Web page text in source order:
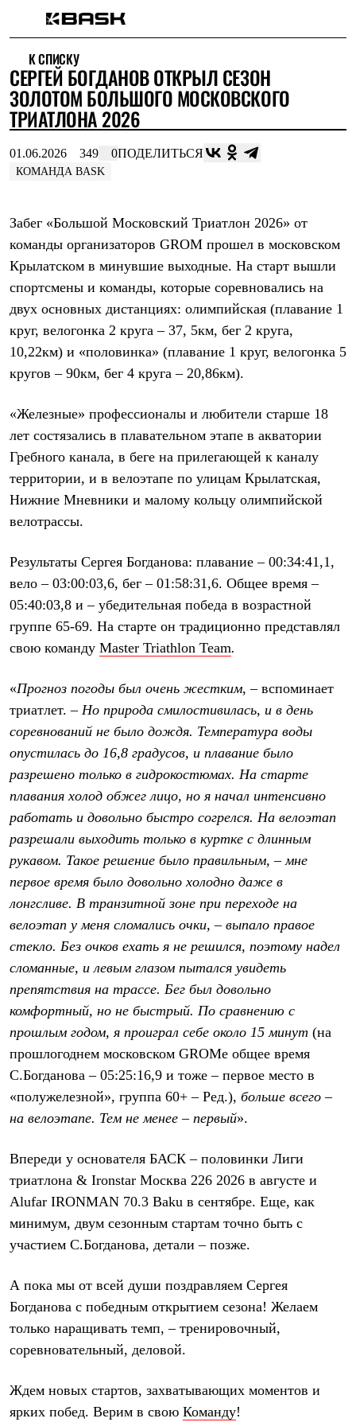
Интернет-магазин
Мужская одежда
Утепленная пухом
Куртки
Брюки
Комбинезоны
Утепленная синтетикой
Куртки
Брюки
Софтшелл одежда
Куртки
Брюки
Куртки
Брюки
Жилеты
Термобелье
Теплое термобелье
Легкое термобелье
Лёгкая одежда
Футболки
Рубашки
Толстовки
Брюки
Шорты
Утепленная пухом
Брюки
Жилеты
Утепленная синтетикой
Куртки
Штормовая одежда
Куртки
Брюки
Лёгкая одежда
Футболки
Толстовки
Брюки
Термобелье
Теплое термобелье
Среднее термобелье
Легкое термобелье
Флисовая одежда
Куртки
Детская одежда
Утепленная пухом
Комбинезоны
Брюки
Утепленная синтетикой
Куртки
Брюки
Лёгкая одежда
Футболки
Толстовки
Брюки
Софтшелл одежда
Куртки
Флисовая одежда
Жилеты
Комбинезоны
Термобелье
Комплект термобелья
Снаряжение
Палатки и тенты
Палатки
Аксессуары для палаток
Рюкзаки
Экспедиционные
Легкоходные
Альпинистские
Городские
Спальные мешки
Комбинированные
К СПИСКУ
СЕРГЕЙ БОГДАНОВ ОТКРЫЛ СЕЗОН
ЗОЛОТОМ БОЛЬШОГО МОСКОВСКОГО
ТРИАТЛОНА 2026
01.06.2026 349 0ПОДЕЛИТЬСЯ
КОМАНДА BASK
Забег «Большой Московский Триатлон 2026» от
команды организаторов GROM прошел в московском
Крылатском в минувшие выходные. На старт вышли
спортсмены и команды, которые соревновались на
двух основных дистанциях: олимпийская (плавание 1
круг, велогонка 2 круга – 37, 5км, бег 2 круга,
10,22км) и «половинка» (плавание 1 круг, велогонка 5
кругов – 90км, бег 4 круга – 20,86км).
«Железные» профессионалы и любители старше 18
лет состязались в плавательном этапе в акватории
Гребного канала, в беге на прилегающей к каналу
территории, и в велоэтапе по улицам Крылатская,
Нижние Мневники и малому кольцу олимпийской
велотрассы.
Результаты Сергея Богданова: плавание – 00:34:41,1,
вело – 03:00:03,6, бег – 01:58:31,6. Общее время –
05:40:03,8 и – убедительная победа в возрастной
группе 65-69. На старте он традиционно представлял
свою команду Master Triathlon Team.
«Прогноз погоды был очень жестким, – вспоминает
триатлет. – Но природа смилостивилась, и в день
соревнований не было дождя. Температура воды
опустилась до 16,8 градусов, и плавание было
разрешено только в гидрокостюмах. На старте
плавания холод обжег лицо, но я начал интенсивно
работать и довольно быстро согрелся. На велоэтап
разрешали выходить только в куртке с длинным
рукавом. Такое решение было правильным, – мне
первое время было довольно холодно даже в
лонгсливе. В транзитной зоне при переходе на
велоэтап у меня сломались очки, – выпало правое
стекло. Без очков ехать я не решился, поэтому надел
сломанные, и левым глазом пытался увидеть
препятствия на трассе. Бег был довольно
комфортный, но не быстрый. По сравнению с
прошлым годом, я проиграл себе около 15 минут (на
прошлогоднем московском GROMе общее время
С.Богданова – 05:25:16,9 и тоже – первое место в
«полужелезной», группа 60+ – Ред.), больше всего –
на велоэтапе. Тем не менее – первый».
Впереди у основателя БАСК – половинки Лиги
триатлона & Ironstar Москва 226 2026 в августе и
Alufar IRONMAN 70.3 Baku в сентябре. Еще, как
минимум, двум сезонным стартам точно быть с
участием С.Богданова, детали – позже.
А пока мы от всей души поздравляем Сергея
Богданова с победным открытием сезона! Желаем
только наращивать темп, – тренировочный,
соревновательный, деловой.
Ждем новых стартов, захватывающих моментов и
ярких побед. Верим в свою Команду!